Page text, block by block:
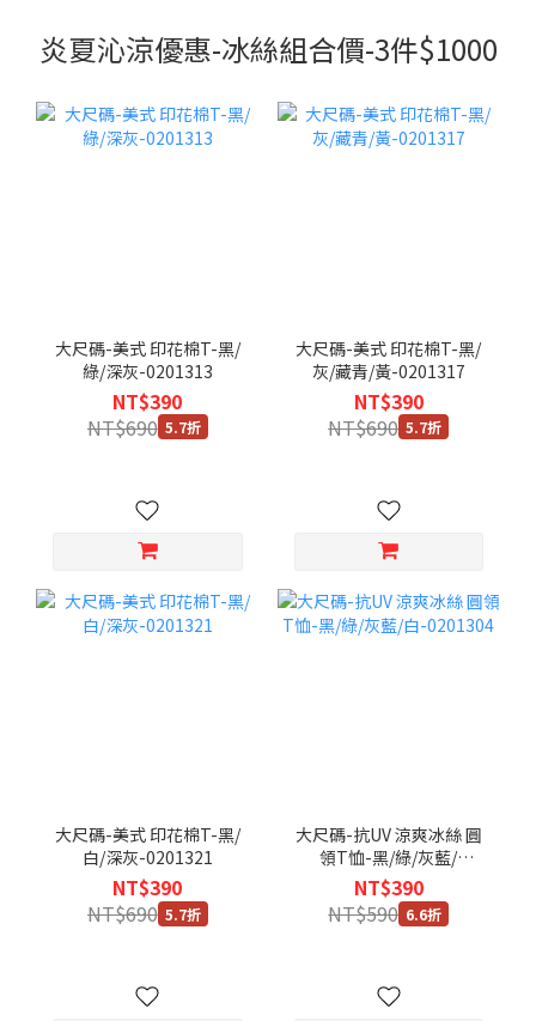
炎夏沁涼優惠-冰絲組合價-3件$1000
大尺碼-美式 印花棉T-黑/
綠/深灰-0201313
NT$390
NT$690 5.7折
大尺碼-美式 印花棉T-黑/
灰/藏青/黃-0201317
NT$390
NT$690 5.7折
大尺碼-美式 印花棉T-黑/
白/深灰-0201321
NT$390
NT$690 5.7折
大尺碼-抗UV 涼爽冰絲 圓
領T恤-黑/綠/灰藍/
白-0201304
NT$390
NT$590 6.6折